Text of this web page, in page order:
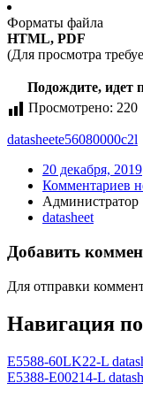
Форматы файла
HTML, PDF
(Для просмотра
Подождите, идет
Просмотрено: 220
datasheete56080000c2l
20 декабря, 2019
Комментариев
Администратор
datasheet
Добавить
Для отправки
Навигация
E5588-60LK22-L
E5388-E00214-L